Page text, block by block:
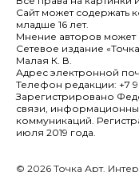
Сайт может содержать
младше 16 лет.
Мнение авторов может
Сетевое издание
Малая К. В.
Адрес электронной
Телефон редакции: +7
Зарегистрировано
связи,
коммуникаций.
июля 2019 года.
© 2026 Точка Арт.